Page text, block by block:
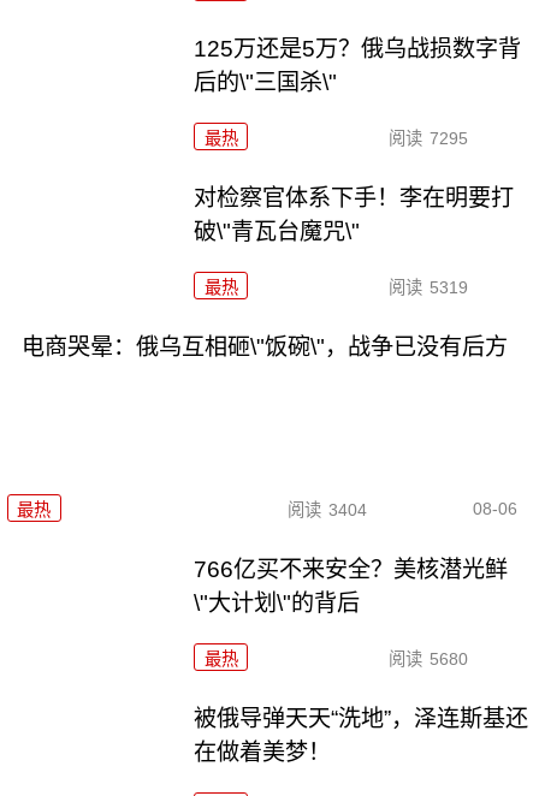
125万还是5万？俄乌战损数字背
后的\"三国杀\"
最热 阅读 7295
对检察官体系下手！李在明要打
破\"青瓦台魔咒\"
最热 阅读 5319
电商哭晕：俄乌互相砸\"饭碗\"，战争已没有后方
最热 阅读 3404 08-06
766亿买不来安全？美核潜光鲜
\"大计划\"的背后
最热 阅读 5680
被俄导弹天天“洗地”，泽连斯基还
在做着美梦！